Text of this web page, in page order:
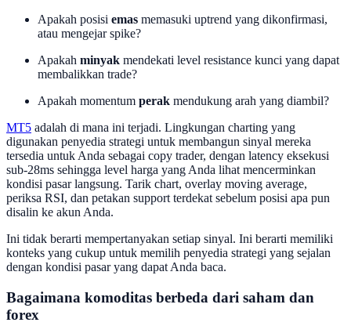
Apakah posisi emas memasuki uptrend yang dikonfirmasi,
atau mengejar spike?
Apakah minyak mendekati level resistance kunci yang dapat
membalikkan trade?
Apakah momentum perak mendukung arah yang diambil?
MT5 adalah di mana ini terjadi. Lingkungan charting yang
digunakan penyedia strategi untuk membangun sinyal mereka
tersedia untuk Anda sebagai copy trader, dengan latency eksekusi
sub-28ms sehingga level harga yang Anda lihat mencerminkan
kondisi pasar langsung. Tarik chart, overlay moving average,
periksa RSI, dan petakan support terdekat sebelum posisi apa pun
disalin ke akun Anda.
Ini tidak berarti mempertanyakan setiap sinyal. Ini berarti memiliki
konteks yang cukup untuk memilih penyedia strategi yang sejalan
dengan kondisi pasar yang dapat Anda baca.
Bagaimana komoditas berbeda dari saham dan
forex